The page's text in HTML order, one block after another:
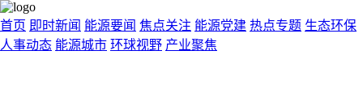
首页 即时新闻 能源要闻 焦点关注 能源党建 热点专题 生态环保
人事动态 能源城市 环球视野 产业聚焦